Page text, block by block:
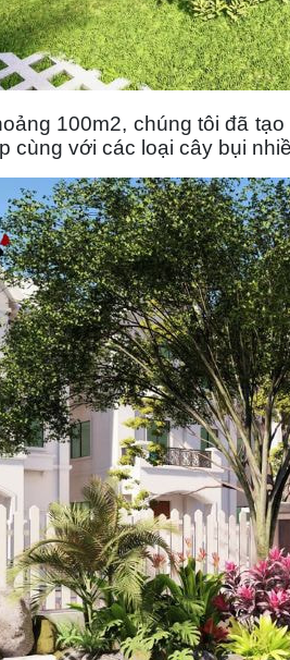
100m2, chúng tôi đã
cùng với các loại cây bụi